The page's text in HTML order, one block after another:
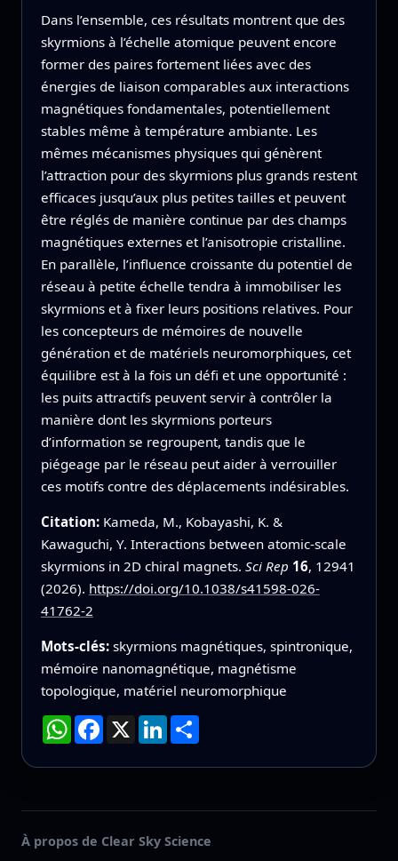
Dans l’ensemble, ces résultats montrent que des
skyrmions à l’échelle atomique peuvent encore
former des paires fortement liées avec des
énergies de liaison comparables aux interactions
magnétiques fondamentales, potentiellement
stables même à température ambiante. Les
mêmes mécanismes physiques qui génèrent
l’attraction pour des skyrmions plus grands restent
efficaces jusqu’aux plus petites tailles et peuvent
être réglés de manière continue par des champs
magnétiques externes et l’anisotropie cristalline.
En parallèle, l’influence croissante du potentiel de
réseau à petite échelle tendra à immobiliser les
skyrmions et à fixer leurs positions relatives. Pour
les concepteurs de mémoires de nouvelle
génération et de matériels neuromorphiques, cet
équilibre est à la fois un défi et une opportunité :
les puits attractifs peuvent servir à contrôler la
manière dont les skyrmions porteurs
d’information se regroupent, tandis que le
piégeage par le réseau peut aider à verrouiller
ces motifs contre des déplacements indésirables.
Citation: Kameda, M., Kobayashi, K. &
Kawaguchi, Y. Interactions between atomic-scale
skyrmions in 2D chiral magnets. Sci Rep 16, 12941
(2026). https://doi.org/10.1038/s41598-026-
41762-2
Mots-clés: skyrmions magnétiques, spintronique,
mémoire nanomagnétique, magnétisme
topologique, matériel neuromorphique
WhatsApp
Facebook
X LinkedInPartager
À propos de Clear Sky Science